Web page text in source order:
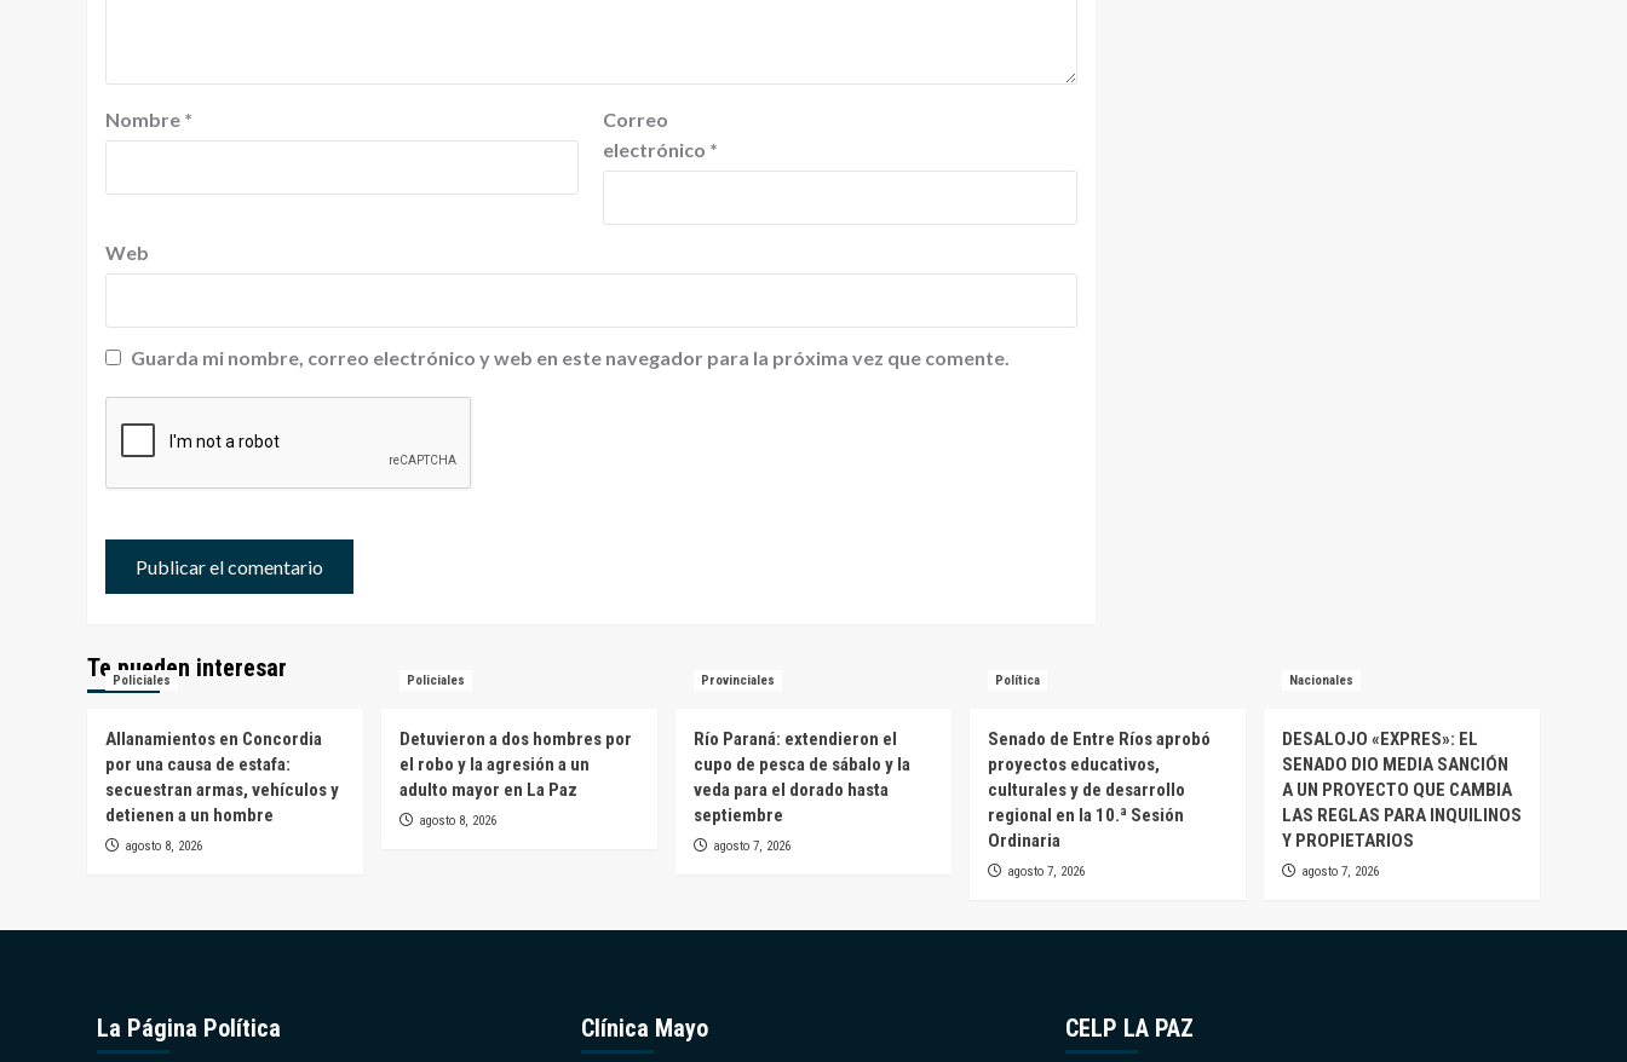
Nombre *
Correo
electrónico *
Web
Guarda mi nombre, correo electrónico y web en este navegador para la próxima vez que comente.
Te pueden interesar
Policiales
Allanamientos en Concordia
por una causa de estafa:
secuestran armas, vehículos y
detienen a un hombre
agosto 8, 2026
Policiales
Detuvieron a dos hombres por
el robo y la agresión a un
adulto mayor en La Paz
agosto 8, 2026
Provinciales
Río Paraná: extendieron el
cupo de pesca de sábalo y la
veda para el dorado hasta
septiembre
agosto 7, 2026
Política
Senado de Entre Ríos aprobó
proyectos educativos,
culturales y de desarrollo
regional en la 10.ª Sesión
Ordinaria
agosto 7, 2026
Nacionales
DESALOJO «EXPRES»: EL
SENADO DIO MEDIA SANCIÓN
A UN PROYECTO QUE CAMBIA
LAS REGLAS PARA INQUILINOS
Y PROPIETARIOS
agosto 7, 2026
La Página Política Clínica Mayo CELP LA PAZ